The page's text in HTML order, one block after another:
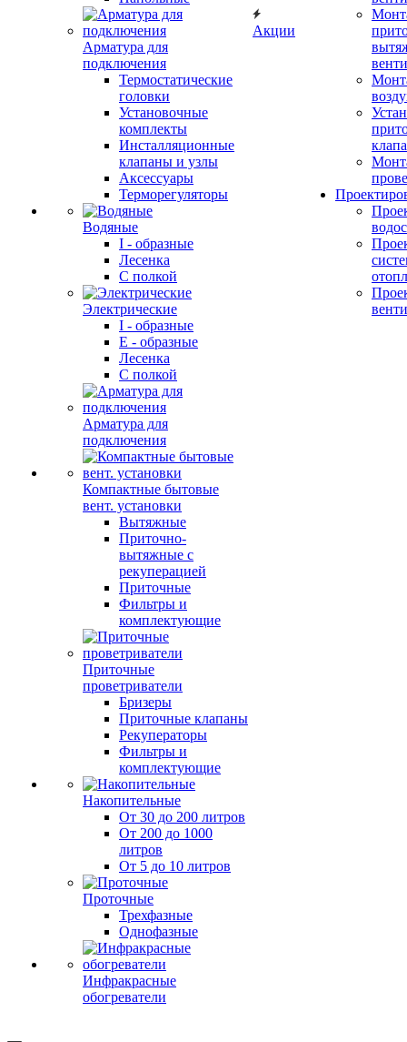
Арматура для
подключения
Термостатические
головки
Установочные
комплекты
Инсталляционные
клапаны и узлы
Аксессуары
Терморегуляторы
Водяные
I - образные
Лесенка
С полкой
Электрические
I - образные
E - образные
Лесенка
С полкой
Арматура для
подключения
Компактные бытовые
вент. установки
Вытяжные
Приточно-
вытяжные с
рекуперацией
Приточные
Фильтры и
комплектующие
Приточные
проветриватели
Бризеры
Приточные клапаны
Рекуператоры
Фильтры и
комплектующие
Накопительные
От 30 до 200 литров
От 200 до 1000
литров
От 5 до 10 литров
Проточные
Трехфазные
Однофазные
Инфракрасные
обогреватели
Акции